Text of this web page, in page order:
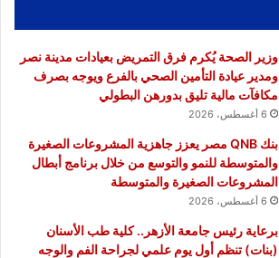
وزير الصحة يُكرم فرق التمريض بعيادات مدينة نصر
ومدير عيادة التأمين الصحي بالفرع ويوجه بصرف
مكافآت مالية تليق بدورهن البطولي
6 أغسطس، 2026
بنك QNB مصر يعزز جاهزية المشروعات الصغيرة
والمتوسطة للنمو والتوسع من خلال برنامج أبطال
المشروعات الصغيرة والمتوسطة
6 أغسطس، 2026
برعاية رئيس جامعة الأزهر.. كلية طب الأسنان
(بنات) تنظم أول يوم علمي لجراحة الفم والوجه